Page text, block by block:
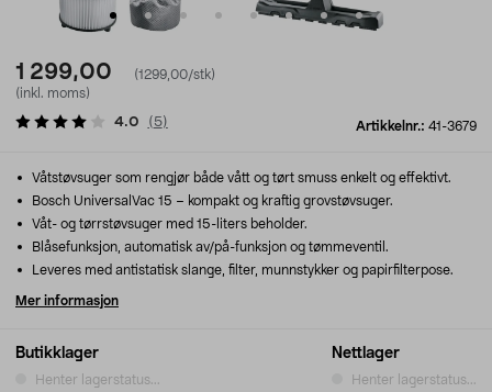
1 299,00
(1299,00/stk)
(inkl. moms)
Artikkelnr.: 41-3679
4.0 ( 5)
Butikklager
Henter lagerstatus...
Nettlager
Henter lagerstatus...
Våtstøvsuger som rengjør både vått og tørt smuss enkelt og effektivt.
Bosch UniversalVac 15 – kompakt og kraftig grovstøvsuger.
Våt- og tørrstøvsuger med 15-liters beholder.
Blåsefunksjon, automatisk av/på-funksjon og tømmeventil.
Leveres med antistatisk slange, filter, munnstykker og papirfilterpose.
Mer informasjon